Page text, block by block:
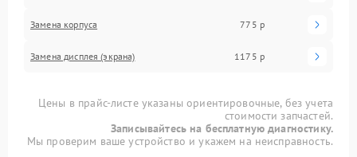
Замена корпуса 775 р
Замена дисплея (экрана) 1175 р
Цены в прайс-листе указаны ориентировочные, без учета
стоимости запчастей.
Записывайтесь на бесплатную диагностику.
Мы проверим ваше устройство и укажем на неисправность.